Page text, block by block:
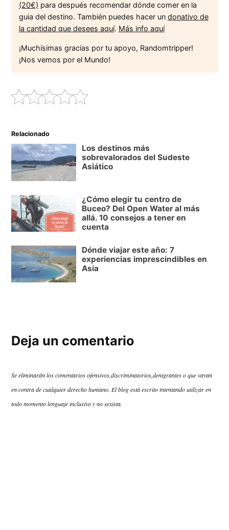
(20€) para después recomendar dónde comer en la
guia del destino. También puedes hacer un donativo de
la cantidad que desees aquí. Más info aquí
¡Muchísimas gracias por tu apoyo, Randomtripper!
¡Nos vemos por el Mundo!
Relacionado
Los destinos más
sobrevalorados del Sudeste
Asiático
¿Cómo elegir tu centro de
Buceo? Del Open Water al más
allá. 10 consejos a tener en
cuenta
Dónde viajar este año: 7
experiencias imprescindibles en
Asia
Deja un comentario